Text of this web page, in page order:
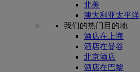
北美
澳大利亚太平洋
我们的热门目的地
酒店在上海
酒店在曼谷
北京酒店
酒店在巴黎